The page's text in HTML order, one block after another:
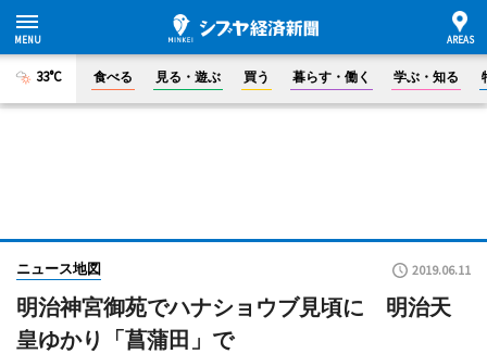
33°C 食べる 見る・遊ぶ 買う 暮らす・働く 学ぶ・知る
ニュース地図 2019.06.11
明治神宮御苑でハナショウブ見頃に 明治天
皇ゆかり「菖蒲田」で